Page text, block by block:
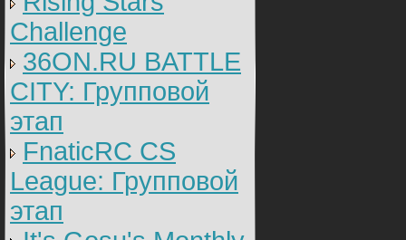
Challenge
36ON.RU BATTLE
CITY: Групповой
этап
FnaticRC CS
League: Групповой
этап